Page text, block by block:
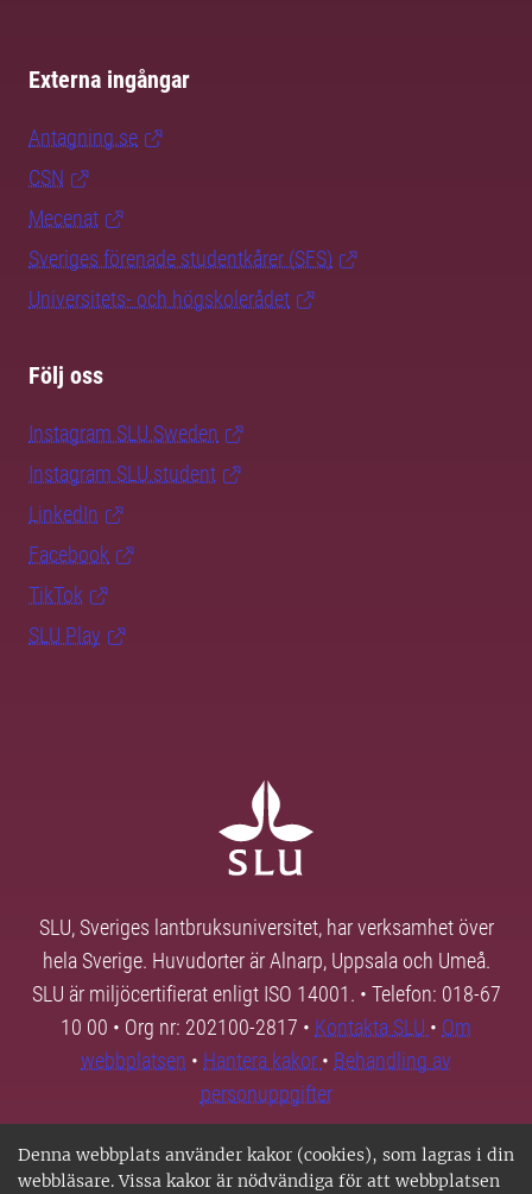
Denna webbplats använder kakor (cookies), som lagras i din
webbläsare. Vissa kakor är nödvändiga för att webbplatsen
Externa ingångar
Antagning.se
CSN
Mecenat
Sveriges förenade studentkårer (SFS)
Universitets- och högskolerådet
Följ oss
Instagram SLU.Sweden
Instagram SLU.student
LinkedIn
Facebook
TikTok
SLU Play
SLU, Sveriges lantbruksuniversitet, har verksamhet över
hela Sverige. Huvudorter är Alnarp, Uppsala och Umeå.
SLU är miljöcertifierat enligt ISO 14001. • Telefon: 018-67
10 00 • Org nr: 202100-2817 • Kontakta SLU • Om
webbplatsen • Hantera kakor • Behandling av
personuppgifter